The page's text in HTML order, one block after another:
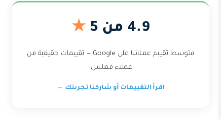
4.9 من 5 ★
متوسط تقييم عملائنا على Google — تقييمات حقيقية من
عملاء فعليين.
اقرأ التقييمات أو شاركنا تجربتك ←